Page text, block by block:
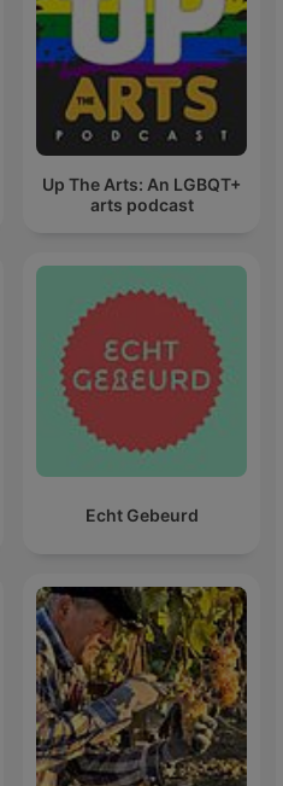
Up The Arts: An LGBQT+
arts podcast
Echt Gebeurd